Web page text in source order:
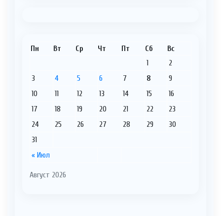
Август 2026
Пн Вт Ср Чт Пт Сб Вс
« Июл
1
2
3
4 5 6 7 8
9
10
11 12 13 14 15
16
17
18 19 20 21 22
23
24
25 26 27 28 29
30
31